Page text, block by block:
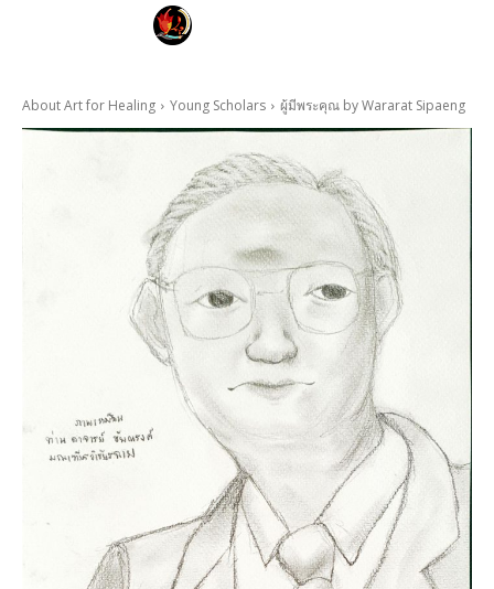
About Art for Healing Young Scholars ผู้มีพระคุณ by Wararat Sipaeng